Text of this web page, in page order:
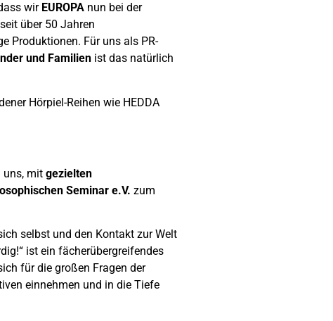
wir EUROPAnun bei der
über 50 Jahren
Produktionen. Für uns als PR-
und Familienist das natürlich
Hörpiel-Reihen wie HEDDA
uns, mit gezielten
Seminar e.V. zum
selbst und den Kontakt zur Welt
ist ein fächerübergreifendes
für die großen Fragen der
einnehmen und in die Tiefe